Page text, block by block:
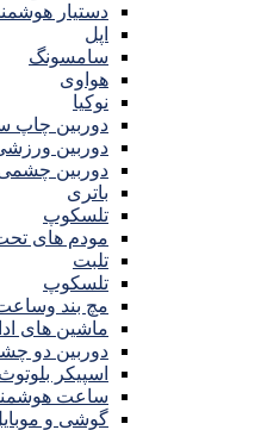
دستیار
اپل
سامسونگ
هواوی
نوکیا
دوربین چاپ
دوربین
دوربین
باتری
تلسکوپ
مودم های
تلبت
تلسکوپ
مچ بند
ماشین های
دوربین دو
اسپیکر
ساعت
گوشی و